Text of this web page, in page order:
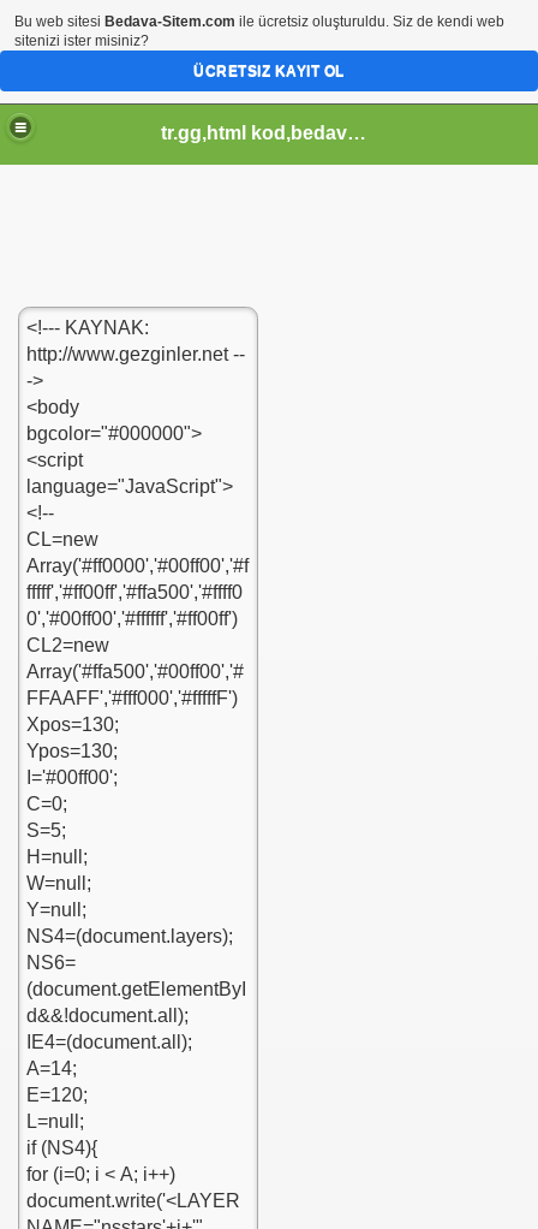
tr.gg,html kod,bedava-sitem,css kod,pagerank sorgula,tr.gg soblonlar,css design,
kaldi
Bu web sitesi Bedava-Sitem.com ile ücretsiz oluşturuldu. Siz de kendi web
sitenizi ister misiniz?
ÜCRETSIZ KAYIT OL